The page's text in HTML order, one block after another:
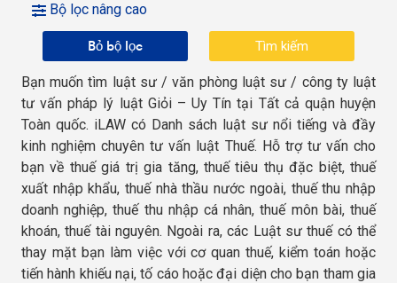
Bộ lọc nâng cao
Bỏ bộ lọc
Bạn muốn tìm luật sư / văn phòng luật sư / công ty luật
tư vấn pháp lý luật Giỏi – Uy Tín tại Tất cả quận huyện
Toàn quốc. iLAW có Danh sách luật sư nổi tiếng và đầy
kinh nghiệm chuyên tư vấn luật Thuế. Hỗ trợ tư vấn cho
bạn về thuế giá trị gia tăng, thuế tiêu thụ đặc biệt, thuế
xuất nhập khẩu, thuế nhà thầu nước ngoài, thuế thu nhập
doanh nghiệp, thuế thu nhập cá nhân, thuế môn bài, thuế
khoán, thuế tài nguyên. Ngoài ra, các Luật sư thuế có thể
thay mặt bạn làm việc với cơ quan thuế, kiểm toán hoặc
tiến hành khiếu nại, tố cáo hoặc đại diện cho bạn tham gia